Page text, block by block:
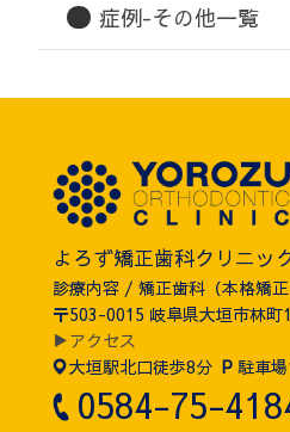
症例-その他一覧
よろず矯正歯科クリニッ
診療内容 / 矯正歯科（本格矯正
〒503-0015 岐阜県大垣市林
▶アクセス
大垣駅北口徒歩8分 P 駐車
0584-75-